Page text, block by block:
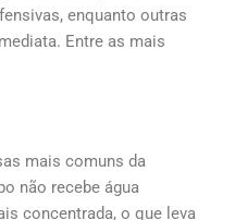
enquanto outras
Entre as mais
mais comuns da
não recebe água
concentrada, o que leva